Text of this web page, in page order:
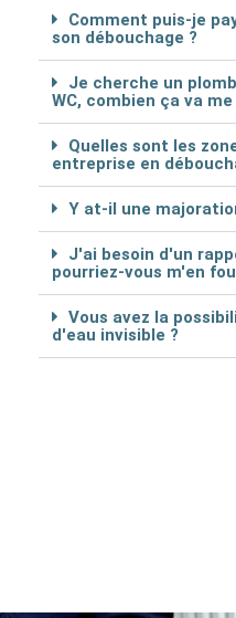
Comment puis-je
son débouchage ?
Je cherche un
WC, combien ça va
Quelles sont les
entreprise en
Y at-il une
J'ai besoin d'un
pourriez-vous m'en
Vous avez la
d'eau invisible ?